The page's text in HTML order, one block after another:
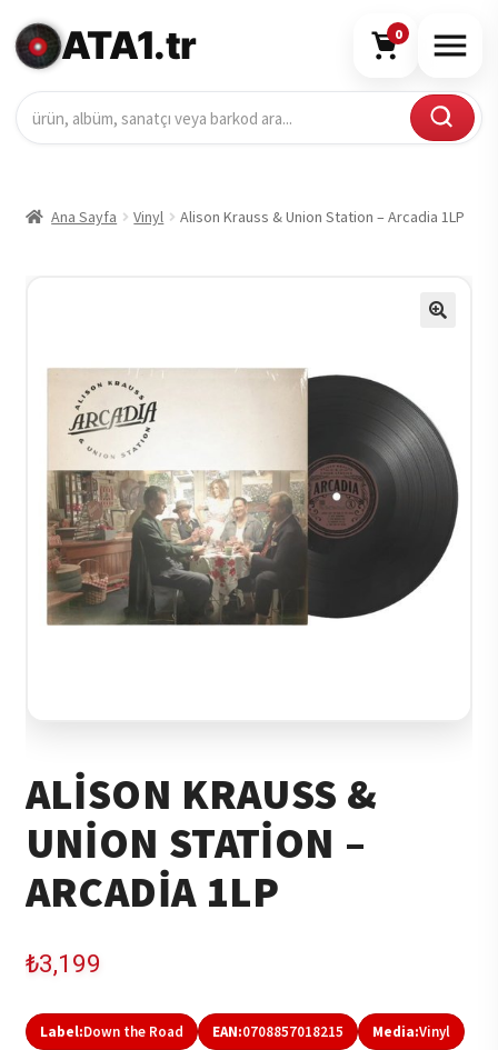
ATA1.tr 0
Ana Sayfa Vinyl Alison Krauss & Union Station – Arcadia 1LP
ALISON KRAUSS &
UNION STATION –
ARCADIA 1LP
₺3,199
Label:Down the Road EAN:0708857018215 Media:Vinyl